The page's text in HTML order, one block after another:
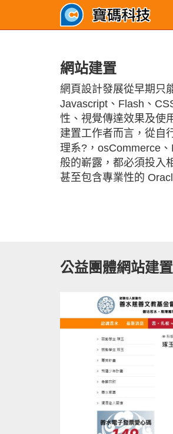
網站建置
網頁設計發展從早期只
Javascript、Flash、
性、視覺傳達效果及使
建置工作者而言，從自
理系?，osCommerce
般的嶄露，都必須投入
甚至包含專業性的
公益團體網站建置